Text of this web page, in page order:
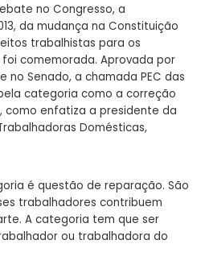
no Congresso, a
da mudança na Constituição
trabalhistas para os
comemorada. Aprovada por
no Senado, a chamada PEC das
categoria como a correção
como enfatiza a presidente da
Domésticas,
é questão de reparação. São
trabalhadores contribuem
A categoria tem que ser
ou trabalhadora do